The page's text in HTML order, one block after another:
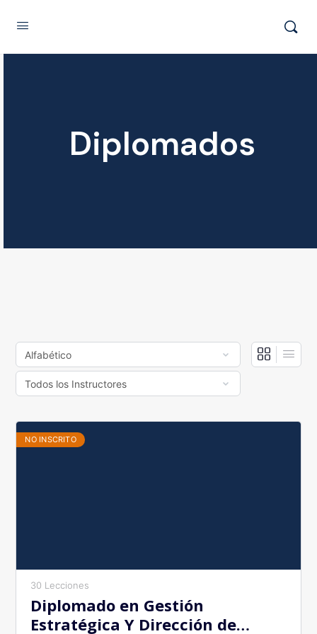
Diplomados
NO INSCRITO
30 Lecciones
Diplomado en Gestión
Estratégica Y Dirección de